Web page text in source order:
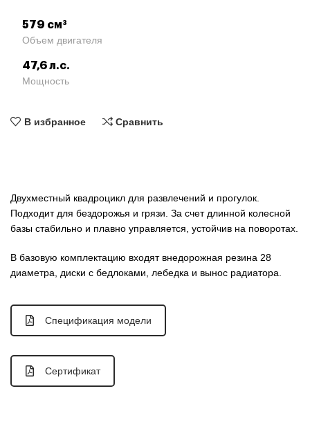
579 см³
Объем двигателя
47,6 л.с.
Мощность
В избранное Сравнить
Двухместный квадроцикл для развлечений и прогулок.
Подходит для бездорожья и грязи. За счет длинной колесной
базы стабильно и плавно управляется, устойчив на поворотах.
В базовую комплектацию входят внедорожная резина 28
диаметра, диски с бедлоками, лебедка и вынос радиатора.
Спецификация модели
Сертификат